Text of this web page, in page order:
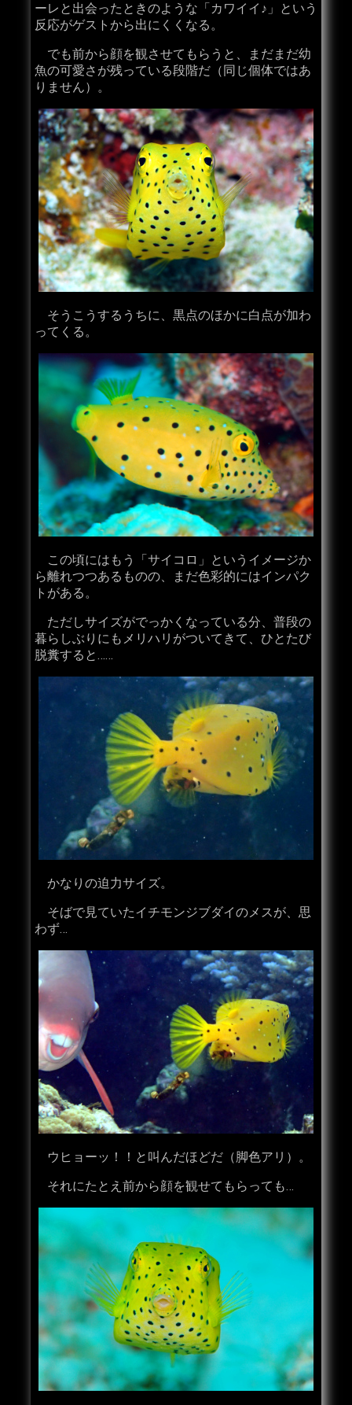
ーレと出会ったときのような「カワイイ♪」という
反応がゲストから出にくくなる。
でも前から顔を観させてもらうと、まだまだ幼
魚の可愛さが残っている段階だ（同じ個体ではあ
りません）。
そうこうするうちに、黒点のほかに白点が加わ
ってくる。
この頃にはもう「サイコロ」というイメージか
ら離れつつあるものの、まだ色彩的にはインパク
トがある。
ただしサイズがでっかくなっている分、普段の
暮らしぶりにもメリハリがついてきて、ひとたび
脱糞すると……
かなりの迫力サイズ。
そばで見ていたイチモンジブダイのメスが、思
わず…
ウヒョーッ！！と叫んだほどだ（脚色アリ）。
それにたとえ前から顔を観せてもらっても…